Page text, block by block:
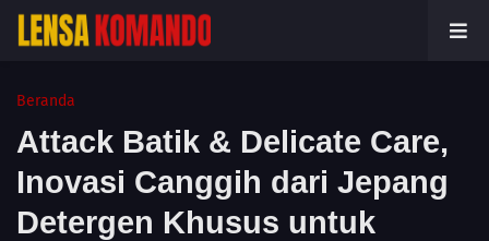
Beranda
Attack Batik & Delicate Care,
Inovasi Canggih dari Jepang
Detergen Khusus untuk